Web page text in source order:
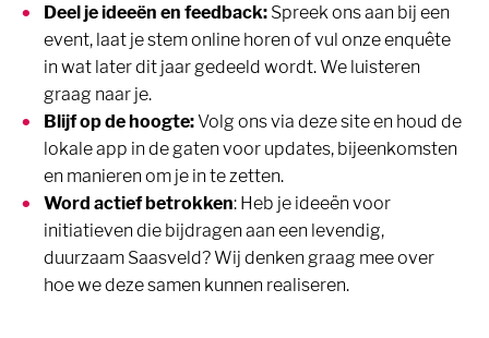
Deel je ideeën en feedback: Spreek ons aan bij een
event, laat je stem online horen of vul onze enquête
in wat later dit jaar gedeeld wordt. We luisteren
graag naar je.
Blijf op de hoogte:Volg ons via deze site en houd de
lokale app in de gaten voor updates, bijeenkomsten
en manieren om je in te zetten.
Word actief betrokken: Heb je ideeën voor
initiatieven die bijdragen aan een levendig,
duurzaam Saasveld? Wij denken graag mee over
hoe we deze samen kunnen realiseren.